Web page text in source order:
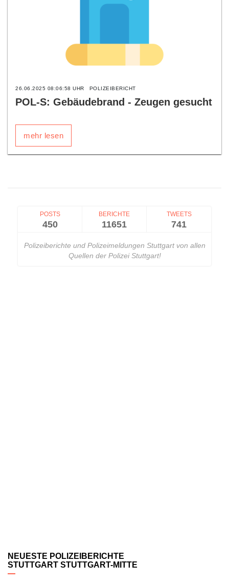
26.06.2025 08:06:58 UHR POLIZEIBERICHT
POL-S: Gebäudebrand - Zeugen gesucht
mehr lesen
POSTS
450
BERICHTE
11651
TWEETS
741
Polizeiberichte und Polizeimeldungen Stuttgart von allen
Quellen der Polizei Stuttgart!
NEUESTE POLIZEIBERICHTE
STUTTGART STUTTGART-MITTE